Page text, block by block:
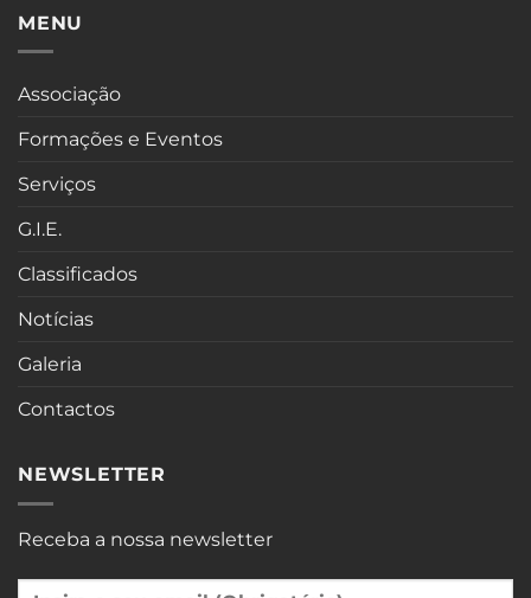
MENU
Associação
Formações e Eventos
Serviços
G.I.E.
Classificados
Notícias
Galeria
Contactos
NEWSLETTER
Receba a nossa newsletter